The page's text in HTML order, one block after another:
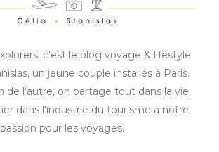
c'est le blog voyage & lifestyle
un jeune couple installés à Paris.
de l'autre, on partage tout dans la vie,
dans l'industrie du tourisme à notre
passion pour les voyages.